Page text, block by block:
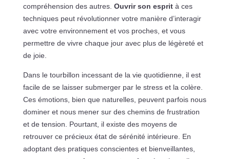
compréhension des autres. Ouvrir son esprità ces
techniques peut révolutionner votre manière d’interagir
avec votre environnement et vos proches, et vous
permettre de vivre chaque jour avec plus de légèreté et
de joie.
Dans le tourbillon incessant de la vie quotidienne, il est
facile de se laisser submerger par le stress et la colère.
Ces émotions, bien que naturelles, peuvent parfois nous
dominer et nous mener sur des chemins de frustration
et de tension. Pourtant, il existe des moyens de
retrouver ce précieux état de sérénité intérieure. En
adoptant des pratiques conscientes et bienveillantes,